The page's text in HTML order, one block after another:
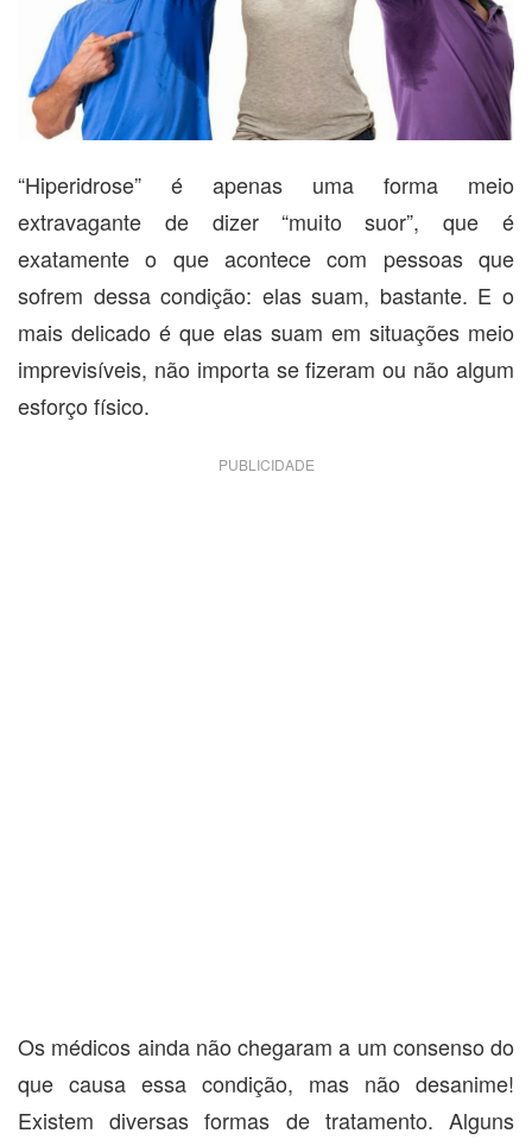
“Hiperidrose” é apenas uma forma meio
extravagante de dizer “muito suor”, que é
exatamente o que acontece com pessoas que
sofrem dessa condição: elas suam, bastante. E o
mais delicado é que elas suam em situações meio
imprevisíveis, não importa se fizeram ou não algum
esforço físico.
PUBLICIDADE
Os médicos ainda não chegaram a um consenso do
que causa essa condição, mas não desanime!
Existem diversas formas de tratamento. Alguns